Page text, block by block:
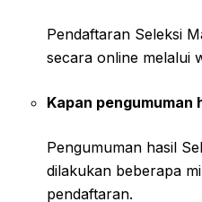
Pendaftaran Seleksi
secara online melalui
Kapan pengumuman
Pengumuman hasil
dilakukan beberapa
pendaftaran.